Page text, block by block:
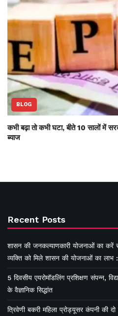
BLOG
कभी बढ़ा तो कभी घटा, बीते 10 सालों में
ब्याज
Recent Posts
शासन की जनकल्याणकारी योजनाओं का करें
व्यक्ति को मिले शासन की योजनाओं का लाभ
5 दिवसीय एयरोमॉडलिंग प्रशिक्षण संपन्न,
के वैज्ञानिक सिद्धांत
त्रिवेणी बकरी महिला प्रोड्यूसर कंपनी की